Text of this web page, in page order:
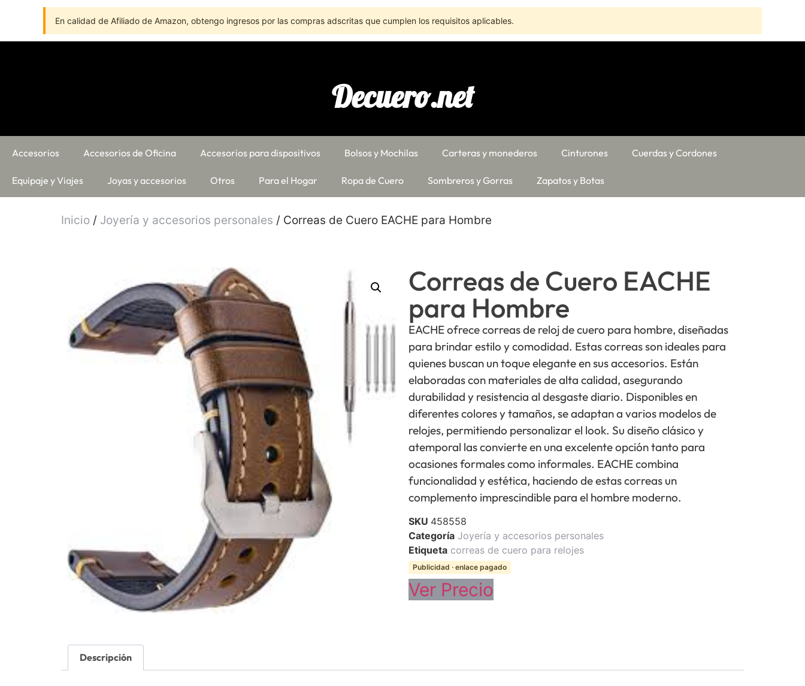
En calidad de Afiliado de Amazon, obtengo ingresos por las compras adscritas que cumplen los requisitos aplicables.
Decuero.net
Accesorios Accesorios de Oficina Accesorios para dispositivos Bolsos y Mochilas Carteras y monederos Cinturones Cuerdas y Cordones
Equipaje y Viajes Joyas y accesorios Otros Para el Hogar Ropa de Cuero Sombreros y Gorras Zapatos y Botas
Inicio / Joyería y accesorios personales / Correas de Cuero EACHE para Hombre
Correas de Cuero EACHE
para Hombre
EACHE ofrece correas de reloj de cuero para hombre, diseñadas
para brindar estilo y comodidad. Estas correas son ideales para
quienes buscan un toque elegante en sus accesorios. Están
elaboradas con materiales de alta calidad, asegurando
durabilidad y resistencia al desgaste diario. Disponibles en
diferentes colores y tamaños, se adaptan a varios modelos de
relojes, permitiendo personalizar el look. Su diseño clásico y
atemporal las convierte en una excelente opción tanto para
ocasiones formales como informales. EACHE combina
funcionalidad y estética, haciendo de estas correas un
complemento imprescindible para el hombre moderno.
SKU 458558
Categoría Joyería y accesorios personales
Etiqueta correas de cuero para relojes
Publicidad · enlace pagado
Ver Precio
Descripción